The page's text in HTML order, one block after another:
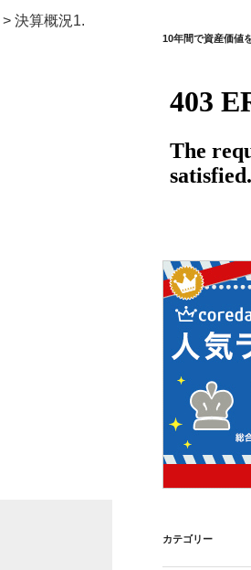
> 決算概況1.
10年間で資産価値
カテゴリー